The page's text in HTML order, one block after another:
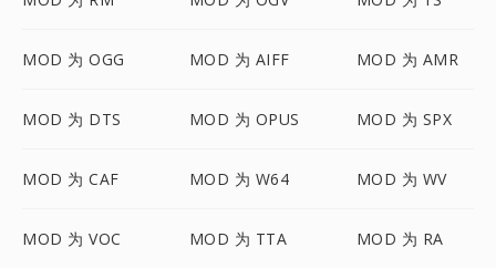
MOD 为 OGG MOD 为 AIFF MOD 为 AMR
MOD 为 DTS MOD 为 OPUS MOD 为 SPX
MOD 为 CAF MOD 为 W64 MOD 为 WV
MOD 为 VOC MOD 为 TTA MOD 为 RA